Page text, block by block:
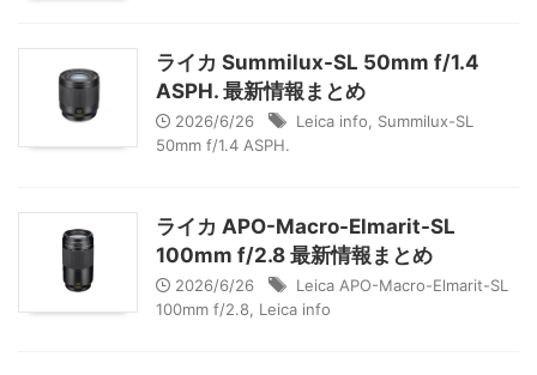
ライカ Summilux-SL 50mm f/1.4
ASPH. 最新情報まとめ
2026/6/26 Leica info
Summilux-SL
50mm f/1.4 ASPH.
ライカ APO-Macro-Elmarit-SL
100mm f/2.8 最新情報まとめ
2026/6/26
Leica APO-Macro-Elmarit-SL
100mm f/2.8
Leica info